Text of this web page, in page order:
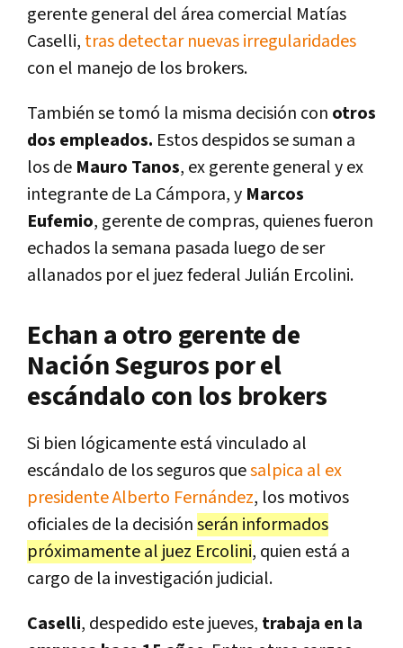
gerente general del área comercial Matías
Caselli, tras detectar nuevas irregularidades
con el manejo de los brokers.
También se tomó la misma decisión con otros
dos empleados. Estos despidos se suman a
los de Mauro Tanos, ex gerente general y ex
integrante de La Cámpora, y Marcos
Eufemio, gerente de compras, quienes fueron
echados la semana pasada luego de ser
allanados por el juez federal Julián Ercolini.
Echan a otro gerente de
Nación Seguros por el
escándalo con los brokers
Si bien lógicamente está vinculado al
escándalo de los seguros quesalpica al ex
presidente Alberto Fernández, los motivos
oficiales de la decisiónserán informados
próximamente al juez Ercolini, quien está a
cargo de la investigación judicial.
Caselli, despedido este jueves, trabaja en la